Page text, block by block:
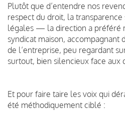
Plutôt que d’entendre nos
respect du droit, la
légales — la direction a préféré
syndicat maison, accompagnant
de l’entreprise, peu regardant
surtout, bien silencieux face aux
Et pour faire taire les voix qui
été méthodiquement ciblé :